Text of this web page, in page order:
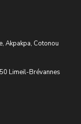
Akpakpa, Cotonou
Limeil-Brévannes